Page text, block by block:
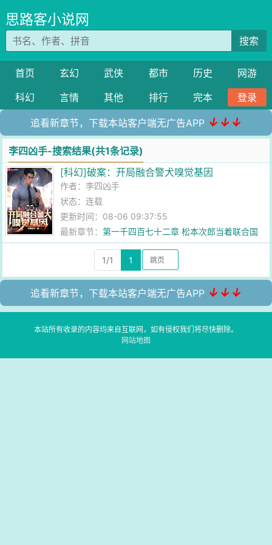
思路客小说网
搜索
首页 玄幻 武侠 都市 历史
网游
科幻
言情 其他 排行 完本 登录
追看新章节，下载本站客户端无广告APP ↓↓↓
李四凶手-搜索结果(共1条记录)
[科幻]破案：开局融合警犬嗅觉基因
作者： 李四凶手
状态：连载
更新时间：08-06 09:37:55
最新章节：第一千四百七十二章 松本次郎当着联合国
切腹！米国代表一句“累赘”直接送
1/1
1
追看新章节，下载本站客户端无广告APP ↓↓↓
本站所有收录的内容均来自互联网，如有侵权我们将尽快删除。
网站地图